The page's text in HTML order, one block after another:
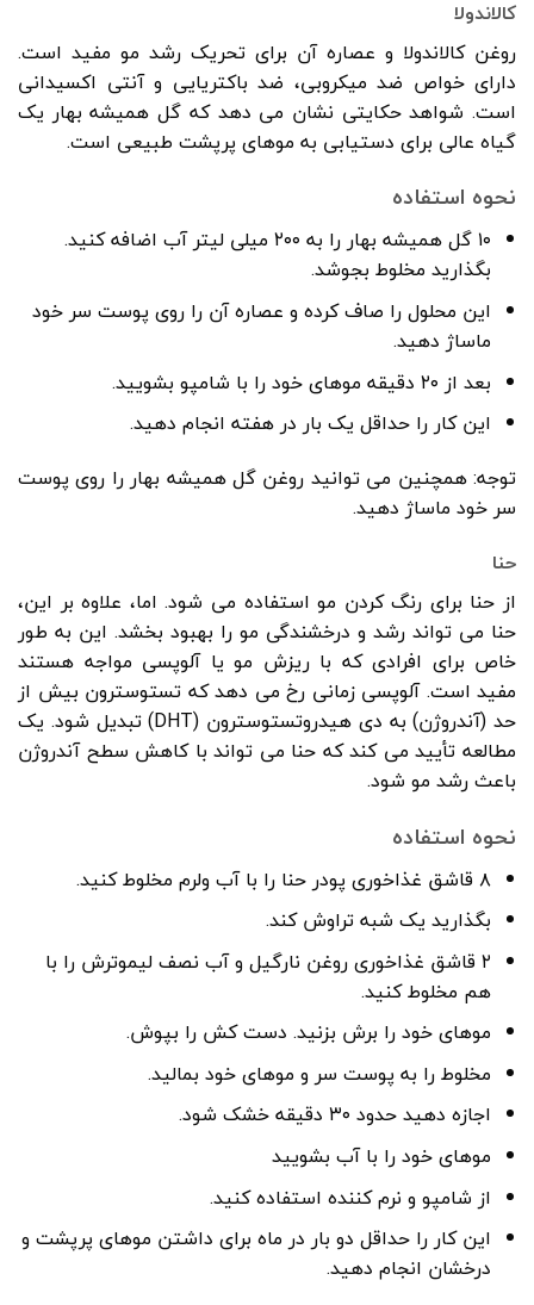
کالاندولا
روغن کالاندولا و عصاره آن برای تحریک رشد مو مفید است.
دارای خواص ضد میکروبی، ضد باکتریایی و آنتی اکسیدانی
است. شواهد حکایتی نشان می دهد که گل همیشه بهار یک
گیاه عالی برای دستیابی به موهای پرپشت طبیعی است.
نحوه استفاده
۱۰ گل همیشه بهار را به ۲۰۰ میلی لیتر آب اضافه کنید.
بگذارید مخلوط بجوشد.
این محلول را صاف کرده و عصاره آن را روی پوست سر خود
ماساژ دهید.
بعد از ۲۰ دقیقه موهای خود را با شامپو بشویید.
این کار را حداقل یک بار در هفته انجام دهید.
توجه: همچنین می توانید روغن گل همیشه بهار را روی پوست
سر خود ماساژ دهید.
حنا
از حنا برای رنگ کردن مو استفاده می شود. اما، علاوه بر این،
حنا می تواند رشد و درخشندگی مو را بهبود بخشد. این به طور
خاص برای افرادی که با ریزش مو یا آلوپسی مواجه هستند
مفید است. آلوپسی زمانی رخ می دهد که تستوسترون بیش از
حد (آندروژن) به دی هیدروتستوسترون (DHT) تبدیل شود. یک
مطالعه تأیید می کند که حنا می تواند با کاهش سطح آندروژن
باعث رشد مو شود.
نحوه استفاده
۸ قاشق غذاخوری پودر حنا را با آب ولرم مخلوط کنید.
بگذارید یک شبه تراوش کند.
۲ قاشق غذاخوری روغن نارگیل و آب نصف لیموترش را با
هم مخلوط کنید.
موهای خود را برش بزنید. دست کش را بپوش.
مخلوط را به پوست سر و موهای خود بمالید.
اجازه دهید حدود ۳۰ دقیقه خشک شود.
موهای خود را با آب بشویید
از شامپو و نرم کننده استفاده کنید.
این کار را حداقل دو بار در ماه برای داشتن موهای پرپشت و
درخشان انجام دهید.